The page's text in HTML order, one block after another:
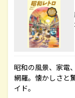
昭和の風景、家電
網羅。懐かしさと
イド。